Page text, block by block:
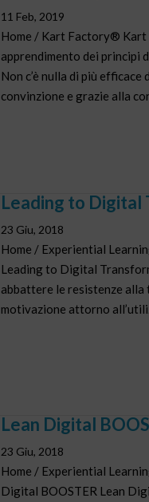
11 Feb, 2019
Home / Kart Factory®
apprendimento dei principi
Non c’è nulla di più efficace
convinzione e grazie alla
Leading to Digital
23 Giu, 2018
Home / Experiential
Leading to Digital
abbattere le resistenze
motivazione attorno
Lean Digital
23 Giu, 2018
Home / Experiential
Digital BOOSTER Lean